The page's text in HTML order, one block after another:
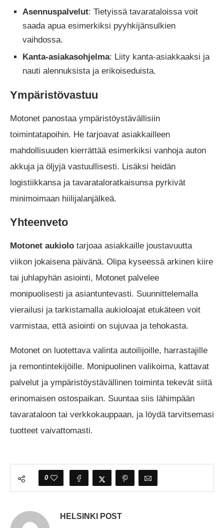
Asennuspalvelut: Tietyissä tavarataloissa voit
saada apua esimerkiksi pyyhkijänsulkien
vaihdossa.
Kanta-asiakasohjelma: Liity kanta-asiakkaaksi ja
nauti alennuksista ja erikoiseduista.
Ympäristövastuu
Motonet panostaa ympäristöystävällisiin
toimintatapoihin. He tarjoavat asiakkailleen
mahdollisuuden kierrättää esimerkiksi vanhoja auton
akkuja ja öljyjä vastuullisesti. Lisäksi heidän
logistiikkansa ja tavarataloratkaisunsa pyrkivät
minimoimaan hiilijalanjälkeä.
Yhteenveto
Motonet aukiolo tarjoaa asiakkaille joustavuutta
viikon jokaisena päivänä. Olipa kyseessä arkinen kiire
tai juhlapyhän asiointi, Motonet palvelee
monipuolisesti ja asiantuntevasti. Suunnittelemalla
vierailusi ja tarkistamalla aukioloajat etukäteen voit
varmistaa, että asiointi on sujuvaa ja tehokasta.
Motonet on luotettava valinta autoilijoille, harrastajille
ja remontintekijöille. Monipuolinen valikoima, kattavat
palvelut ja ympäristöystävällinen toiminta tekevät siitä
erinomaisen ostospaikan. Suuntaa siis lähimpään
tavarataloon tai verkkokauppaan, ja löydä tarvitsemasi
tuotteet vaivattomasti.
0
HELSINKI POST